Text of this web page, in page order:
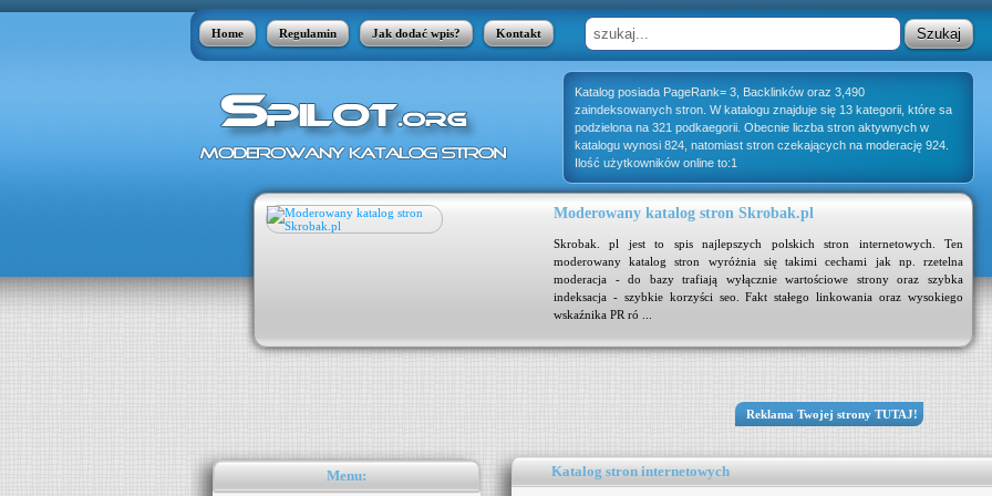
Home Regulamin Jak dodać wpis? Kontakt
Katalog posiada PageRank= 3, Backlinków oraz 3,490
zaindeksowanych stron. W katalogu znajduje się 13 kategorii, które sa
podzielona na 321 podkaegorii. Obecnie liczba stron aktywnych w
katalogu wynosi 824, natomiast stron czekających na moderację 924.
Ilość użytkowników online to:1
atakuje nastolatków. Zdarza się
apteczne w postaci płynów nie radzą
Moderowany katalog stron Skrobak.pl
Skrobak. pl jest to spis najlepszych polskich stron internetowych. Ten
moderowany katalog stron wyróżnia się takimi cechami jak np. rzetelna
moderacja - do bazy trafiają wyłącznie wartościowe strony oraz szybka
indeksacja - szybkie korzyści seo. Fakt stałego linkowania oraz wysokiego
wskaźnika PR ró ...
Reklama Twojej strony TUTAJ!
Menu: Katalog stron internetowych